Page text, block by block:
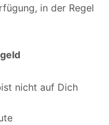
in der Regel
nicht auf Dich